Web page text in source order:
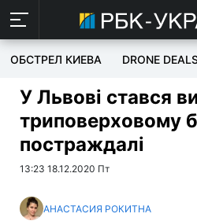
ОБСТРЕЛ КИЕВА DRONE
У Львові стався
триповерховому
постраждалі
13:23 18.12.2020 Пт
АНАСТАСИЯ РОКИТНА